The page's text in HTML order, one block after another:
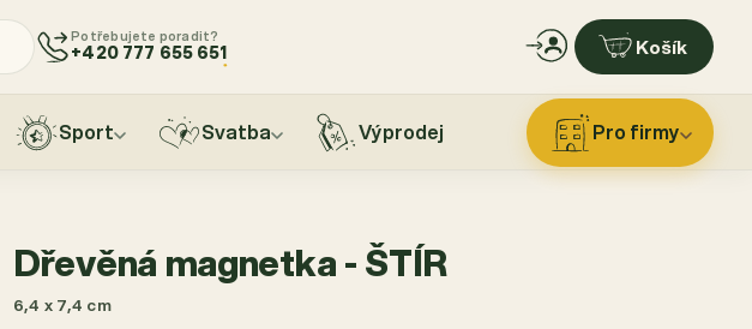
Potřebujete poradit?
+420 777 655 651 Košík
Sport Svatba Výprodej Pro firmy
Dřevěná magnetka - ŠTÍR
6,4 x 7,4 cm